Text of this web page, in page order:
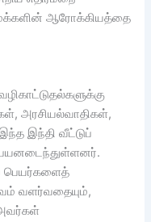
ஆரோக்கியத்தை
அரசியல்வாதிகள்,
இந்தி வீட்டுப்
பெயர்களைத்
வளர்வதையும்,